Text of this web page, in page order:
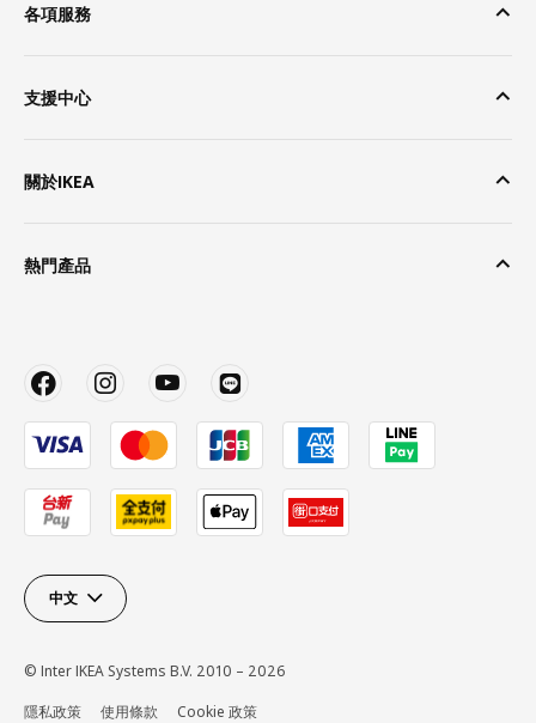
各項服務
支援中心
關於IKEA
熱門產品
中文
© Inter IKEA Systems B.V. 2010 – 2026
隱私政策
使用條款 Cookie 政策